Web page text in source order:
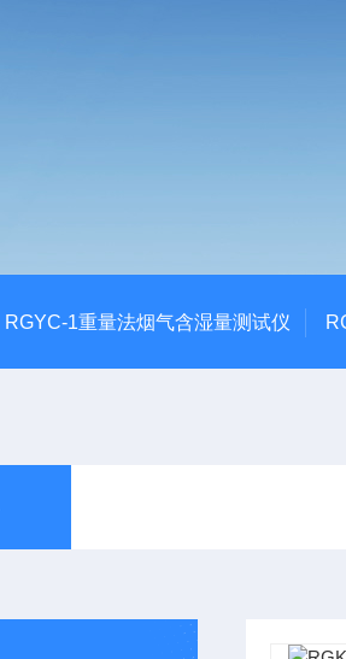
RGYC-1重量法烟气含湿量测试仪